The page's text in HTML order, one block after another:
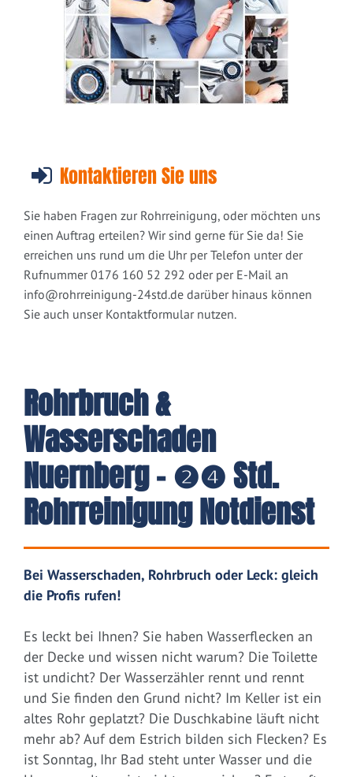
Kontaktieren Sie uns
Sie haben Fragen zur Rohrreinigung, oder möchten uns
einen Auftrag erteilen? Wir sind gerne für Sie da! Sie
erreichen uns rund um die Uhr per Telefon unter der
Rufnummer 0176 160 52 292 oder per E-Mail an
info@rohrreinigung-24std.de darüber hinaus können
Sie auch unser Kontaktformular nutzen.
Rohrbruch &
Wasserschaden
Nuernberg – ❷❹ Std.
Rohrreinigung Notdienst
Bei Wasserschaden, Rohrbruch oder Leck: gleich
die Profis rufen!
Es leckt bei Ihnen? Sie haben Wasserflecken an
der Decke und wissen nicht warum? Die Toilette
ist undicht? Der Wasserzähler rennt und rennt
und Sie finden den Grund nicht? Im Keller ist ein
altes Rohr geplatzt? Die Duschkabine läuft nicht
mehr ab? Auf dem Estrich bilden sich Flecken? Es
ist Sonntag, Ihr Bad steht unter Wasser und die